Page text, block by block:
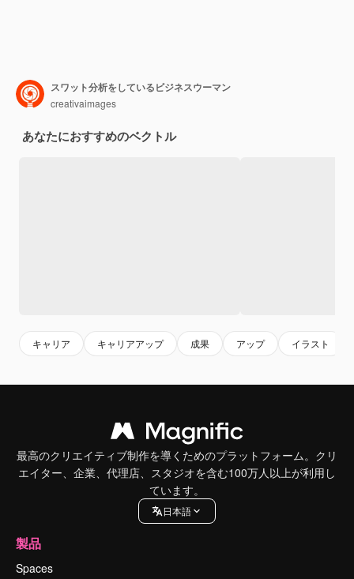
スワット分析をしているビジネスウーマン
creativaimages
あなたにおすすめのベクトル
キャリア キャリアアップ 成果 アップ イラスト
最高のクリエイティブ制作を導くためのプラットフォーム。クリ
エイター、企業、代理店、スタジオを含む100万人以上が利用し
ています。
日本語
製品
Spaces